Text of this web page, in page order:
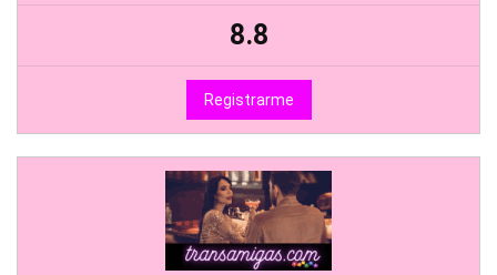
✅ Ideal para encuentros discretos
8.8
Registrarme